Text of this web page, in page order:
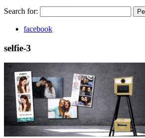
Search for:
facebook
selfie-3